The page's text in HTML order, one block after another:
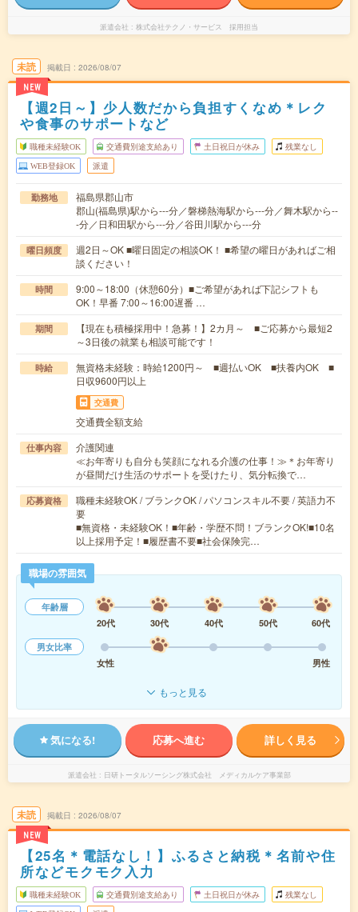
派遣会社 株式会社テクノ・サービス 採用担当
未読
NEW
掲載日 2026/08/07
【週2日～】少人数だから負担すくなめ＊レク
や食事のサポートなど
職種未経験OK 交通費別途支給あり 土日祝日が休み 残業なし
WEB登録OK 派遣
勤務地
福島県郡山市
郡山(福島県)駅から---分／磐梯熱海駅から---分／舞木駅から--
-分／日和田駅から---分／谷田川駅から---分
曜日頻度
週2日～OK ■曜日固定の相談OK！ ■希望の曜日があればご相
談ください！
時間
9:00～18:00（休憩60分）■ご希望があれば下記シフトも
OK！早番 7:00～16:00遅番 …
期間
【現在も積極採用中！急募！】2カ月～ ■ご応募から最短2
～3日後の就業も相談可能です！
時給
無資格未経験：時給1200円～ ■週払いOK ■扶養内OK ■
日収9600円以上
交通費
交通費全額支給
仕事内容
介護関連
≪お年寄りも自分も笑顔になれる介護の仕事！≫＊お年寄り
が昼間だけ生活のサポートを受けたり、気分転換で…
応募資格
職種未経験OK / ブランクOK / パソコンスキル不要 / 英語力不
要
■無資格・未経験OK！■年齢・学歴不問！ブランクOK!■10名
以上採用予定！■履歴書不要■社会保険完…
職場の雰囲気
年齢層
20代
30代 40代 50代
60代
男女比率
女性
男性
もっと見る
気になる! 応募へ進む 詳しく見る
派遣会社 日研トータルソーシング株式会社 メディカルケア事業部
未読
NEW
掲載日 2026/08/07
【25名＊電話なし！】ふるさと納税＊名前や住
所などモクモク入力
職種未経験OK 交通費別途支給あり 土日祝日が休み 残業なし